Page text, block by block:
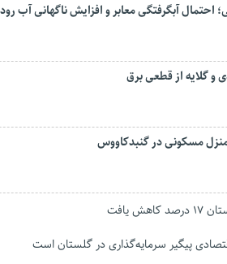
آبگرفتگی معابر و افزایش ناگهانی آب
و گلایه از قطعی برق
منزل مسکونی در گنبدکاووس
یافت